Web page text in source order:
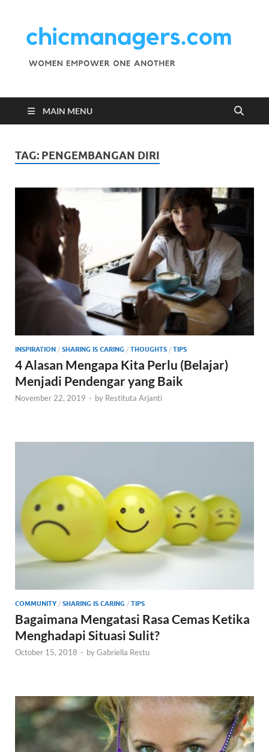
MAIN MENU
TAG: PENGEMBANGAN DIRI
INSPIRATION / SHARING IS CARING / THOUGHTS / TIPS
4 Alasan Mengapa Kita Perlu (Belajar)
Menjadi Pendengar yang Baik
November 22, 2019 - by Restituta Arjanti
COMMUNITY / SHARING IS CARING / TIPS
Bagaimana Mengatasi Rasa Cemas Ketika
Menghadapi Situasi Sulit?
October 15, 2018 - byGabriella Restu